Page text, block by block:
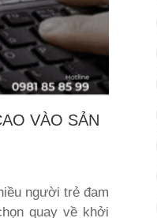
VÀO SẢN
người trẻ đam
quay về khởi